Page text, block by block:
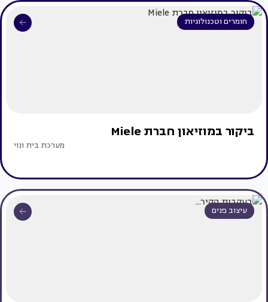
חומרים וטכנולוגיות
ביקור במוזיאון חברת Miele
מערכת בית ונוי
עיצוב פנים